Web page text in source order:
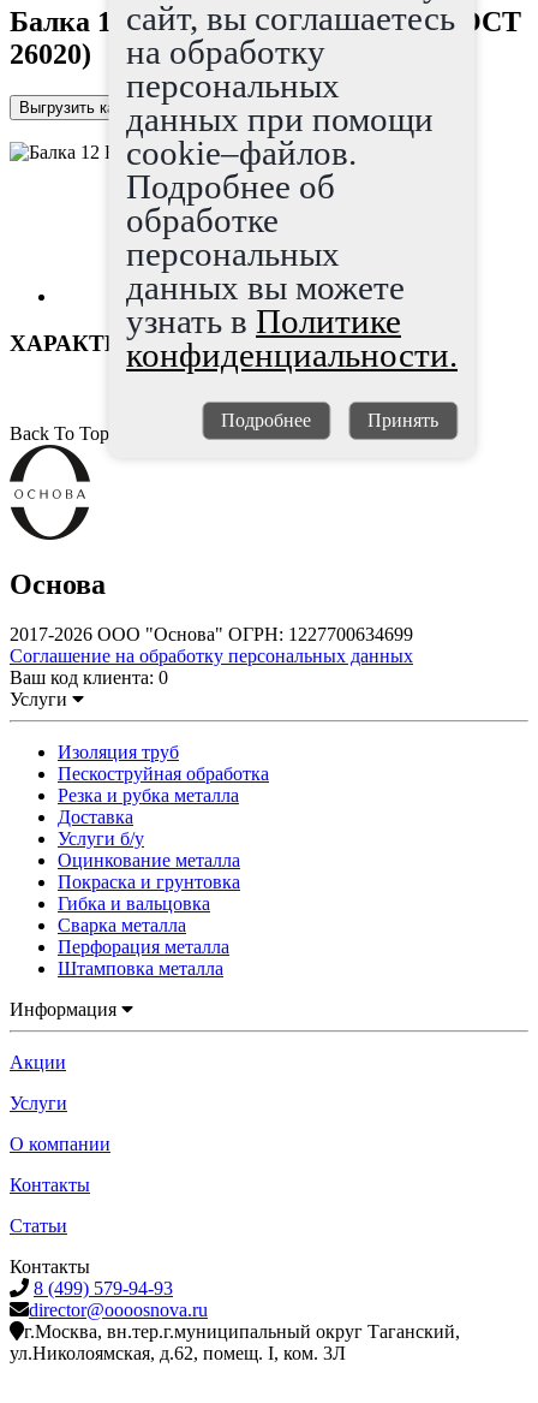
Балка 12 Б1 ГОСТ Р 57837-2017 (ГОСТ
26020)
Выгрузить каталог в Excel
ХАРАКТЕРИСТИКИ
Back To Top
Основа
2017-2026 ООО "Основа" ОГРН: 1227700634699
Соглашение на обработку персональных данных
Ваш код клиента: 0
Услуги
Изоляция труб
Пескоструйная обработка
Резка и рубка металла
Доставка
Услуги б/у
Оцинкование металла
Покраска и грунтовка
Гибка и вальцовка
Сварка металла
Перфорация металла
Штамповка металла
Информация
Акции
Услуги
О компании
Контакты
Статьи
Контакты
8 (499) 579-94-93
director@oooosnova.ru
г.Москва, вн.тер.г.муниципальный округ Таганский,
ул.Николоямская, д.62, помещ. I, ком. 3Л
сайт, вы соглашаетесь
на обработку
персональных
данных при помощи
cookie–файлов.
Подробнее об
обработке
персональных
данных вы можете
узнать в Политике
конфиденциальности.
Подробнее Принять